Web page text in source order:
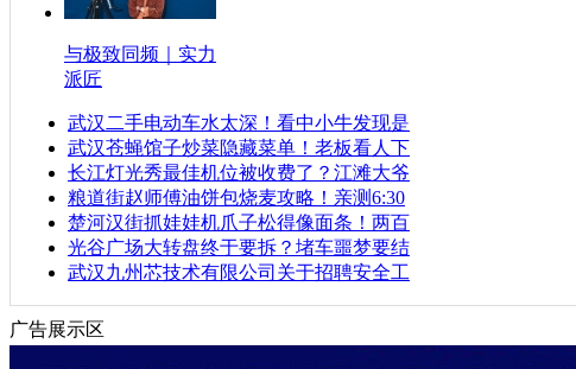
与极致同频｜实力
派匠
武汉二手电动车水太深！看中小牛发现是
武汉苍蝇馆子炒菜隐藏菜单！老板看人下
长江灯光秀最佳机位被收费了？江滩大爷
粮道街赵师傅油饼包烧麦攻略！亲测6:30
楚河汉街抓娃娃机爪子松得像面条！两百
光谷广场大转盘终于要拆？堵车噩梦要结
武汉九州芯技术有限公司关于招聘安全工
广告展示区